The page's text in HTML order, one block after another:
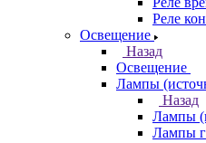
Реле
Освещение
Назад
Освещение
Лампы
Назад
Лампы
Лампы